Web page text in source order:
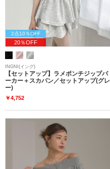
2点10％OFF
20％OFF
INGNI(イング)
【セットアップ】ラメポンチジップパ
ーカー＋スカパン／セットアップ(グレ
ー)
￥4,752